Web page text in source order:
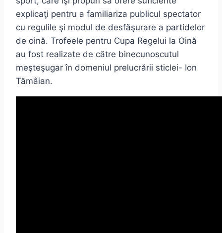
explicaţi pentru a familiariza publicul spectator
cu regulile şi modul de desfăşurare a partidelor
de oină. Trofeele pentru Cupa Regelui la Oină
au fost realizate de către binecunoscutul
meşteşugar în domeniul prelucrării sticlei- Ion
Tămâian.